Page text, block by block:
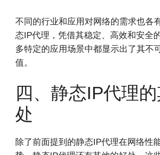
不同的行业和应用对网络的需求也各
态IP代理，凭借其稳定、高效和安全
多特定的应用场景中都显示出了其不
值。
四、静态IP代理
处
除了前面提到的静态IP代理在网络性